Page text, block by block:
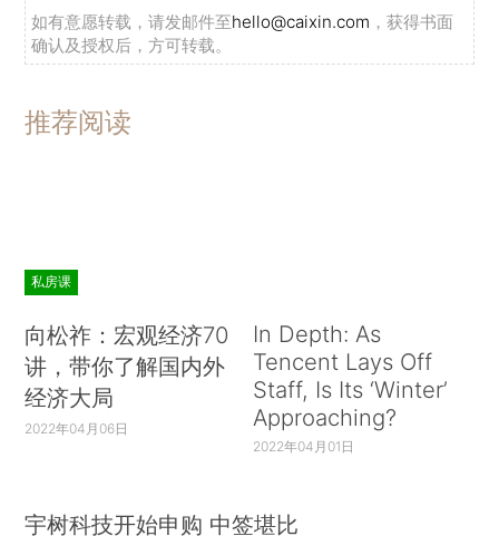
如有意愿转载，请发邮件至hello@caixin.com ，获得书面
确认及授权后，方可转载。
推荐阅读
私房课
向松祚：宏观经济70
讲，带你了解国内外
经济大局
2022年04月06日
In Depth: As
Tencent Lays Off
Staff, Is Its ‘Winter’
Approaching?
2022年04月01日
宇树科技开始申购 中签堪比